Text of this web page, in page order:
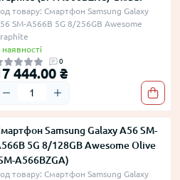
товару: Смартфон Samsung Galaxy
SM-A566B 5G 8/256GB Awesome
наявності
0
444.00 ₴
Samsung Galaxy A56 SM-
5G 8/128GB Awesome Olive
A566BZGA)
товару: Смартфон Samsung Galaxy